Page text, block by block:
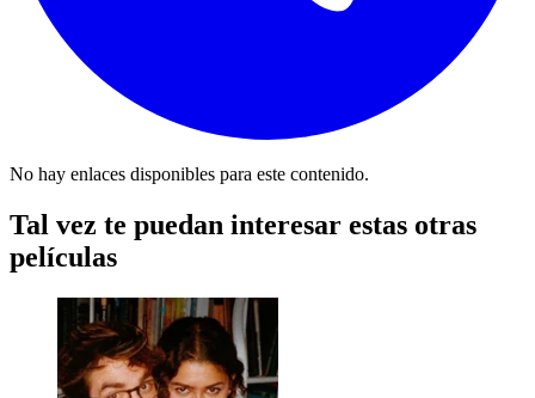
No hay enlaces disponibles para este contenido.
Tal vez te puedan interesar estas otras
películas